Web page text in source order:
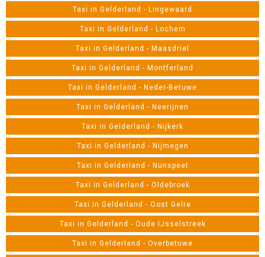
Taxi in Gelderland - Lingewaard
Taxi in Gelderland - Lochem
Taxi in Gelderland - Maasdriel
Taxi in Gelderland - Montferland
Taxi in Gelderland - Neder-Betuwe
Taxi in Gelderland - Neerijnen
Taxi in Gelderland - Nijkerk
Taxi in Gelderland - Nijmegen
Taxi in Gelderland - Nunspeet
Taxi in Gelderland - Oldebroek
Taxi in Gelderland - Oost Gelre
Taxi in Gelderland - Oude IJsselstreek
Taxi in Gelderland - Overbetuwe